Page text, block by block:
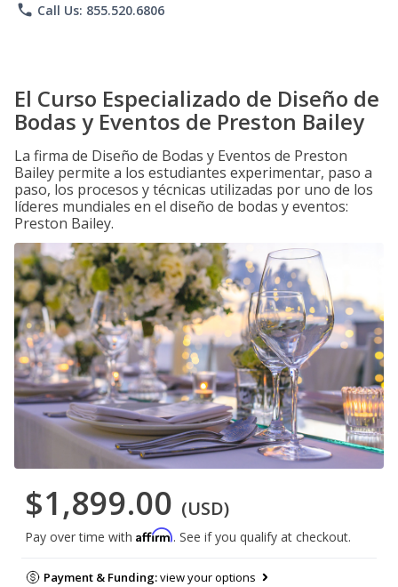
phone Call Us: 855.520.6806
El Curso Especializado de Diseño de
Bodas y Eventos de Preston Bailey
La firma de Diseño de Bodas y Eventos de Preston
Bailey permite a los estudiantes experimentar, paso a
paso, los procesos y técnicas utilizadas por uno de los
líderes mundiales en el diseño de bodas y eventos:
Preston Bailey.
$1,899.00 (USD)
Pay over time with Affirm. See if you qualify at checkout.
Payment & Funding:view your options